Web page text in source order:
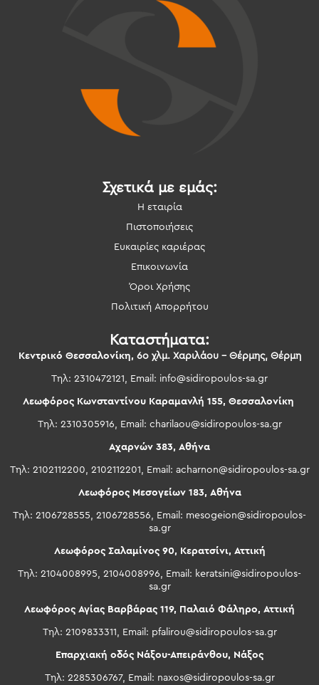
Σχετικά με εμάς:
Η εταιρία
Πιστοποιήσεις
Ευκαιρίες καριέρας
Επικοινωνία
Όροι Χρήσης
Πολιτική Απορρήτου
Καταστήματα:
Κεντρικό Θεσσαλονίκη, 6ο χλμ. Χαριλάου – Θέρμης, Θέρμη
Τηλ: 2310472121, Email: info@sidiropoulos-sa.gr
Λεωφόρος Κωνσταντίνου Καραμανλή 155, Θεσσαλονίκη
Τηλ: 2310305916, Email: charilaou@sidiropoulos-sa.gr
Αχαρνών 383, Αθήνα
Τηλ: 2102112200, 2102112201, Email: acharnon@sidiropoulos-sa.gr
Λεωφόρος Μεσογείων 183, Αθήνα
Τηλ: 2106728555, 2106728556, Email: mesogeion@sidiropoulos-
sa.gr
Λεωφόρος Σαλαμίνος 90, Κερατσίνι, Αττική
Τηλ: 2104008995, 2104008996, Email: keratsini@sidiropoulos-
sa.gr
Λεωφόρος Αγίας Βαρβάρας 119, Παλαιό Φάληρο, Αττική
Τηλ: 2109833311, Email: pfalirou@sidiropoulos-sa.gr
Επαρχιακή οδός Νάξου-Απειράνθου, Νάξος
Τηλ: 2285306767, Email: naxos@sidiropoulos-sa.gr